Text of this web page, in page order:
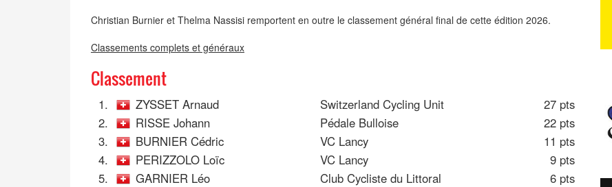
Christian Burnier et Thelma Nassisi remportent en outre le classement général final de cette édition 2026.
Classements complets et généraux
Classement
1. ZYSSET Arnaud Switzerland Cycling Unit
27 pts
2.
RISSE Johann Pédale Bulloise
22 pts
3.
BURNIER Cédric VC Lancy
11 pts
4.
PERIZZOLO Loïc VC Lancy
9 pts
5.
GARNIER Léo Club Cycliste du Littoral
6 pts